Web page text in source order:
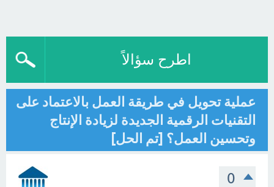
اطرح سؤالاً
عملية تحويل في طريقة العمل بالاعتماد على
التقنيات الرقمية الجديدة لزيادة الإنتاج
وتحسين العمل؟ [تم الحل]
0